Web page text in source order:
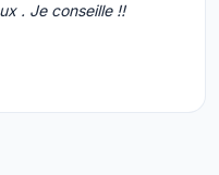
. Je conseille !!